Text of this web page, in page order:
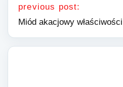
previous post:
Miód akacjowy